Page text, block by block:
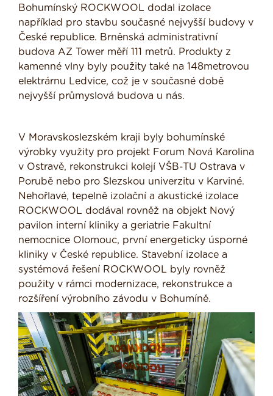
Bohumínský ROCKWOOL dodal izolace
například pro stavbu současné nejvyšší budovy v
České republice. Brněnská administrativní
budova AZ Tower měří 111 metrů. Produkty z
kamenné vlny byly použity také na 148metrovou
elektrárnu Ledvice, což je v současné době
nejvyšší průmyslová budova u nás.
V Moravskoslezském kraji byly bohumínské
výrobky využity pro projekt Forum Nová Karolina
v Ostravě, rekonstrukci kolejí VŠB-TU Ostrava v
Porubě nebo pro Slezskou univerzitu v Karviné.
Nehořlavé, tepelně izolační a akustické izolace
ROCKWOOL dodával rovněž na objekt Nový
pavilon interní kliniky a geriatrie Fakultní
nemocnice Olomouc, první energeticky úsporné
kliniky v České republice. Stavební izolace a
systémová řešení ROCKWOOL byly rovněž
použity v rámci modernizace, rekonstrukce a
rozšíření výrobního závodu v Bohumíně.